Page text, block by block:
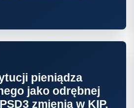
pieniądza
jako odrębnej
zmienia w KIP,